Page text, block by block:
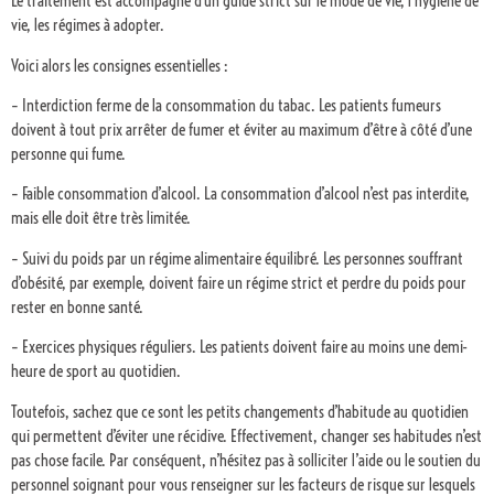
vie, les régimes à adopter.
Voici alors les consignes essentielles :
– Interdiction ferme de la consommation du tabac. Les patients fumeurs
doivent à tout prix arrêter de fumer et éviter au maximum d’être à côté d’une
personne qui fume.
– Faible consommation d’alcool. La consommation d’alcool n’est pas interdite,
mais elle doit être très limitée.
– Suivi du poids par un régime alimentaire équilibré. Les personnes souffrant
d’obésité, par exemple, doivent faire un régime strict et perdre du poids pour
rester en bonne santé.
– Exercices physiques réguliers. Les patients doivent faire au moins une demi-
heure de sport au quotidien.
Toutefois, sachez que ce sont les petits changements d’habitude au quotidien
qui permettent d’éviter une récidive. Effectivement, changer ses habitudes n’est
pas chose facile. Par conséquent, n’hésitez pas à solliciter l’aide ou le soutien du
personnel soignant pour vous renseigner sur les facteurs de risque sur lesquels